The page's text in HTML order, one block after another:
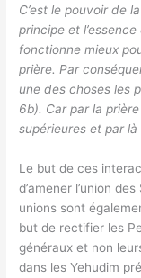
C’est le pouvoir de
principe et
fonctionne mieux
prière. Par
une des choses les
6b). Car par la
supérieures et par
Le but de ces
d’amener l’union
unions sont
but de rectifier les
généraux et non
dans les Yehudim